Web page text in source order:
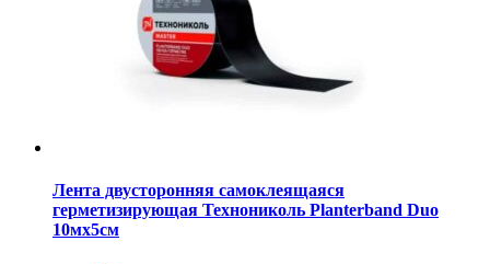
Лента двусторонняя самоклеящаяся
герметизирующая Технониколь Planterband Duo
10мх5см